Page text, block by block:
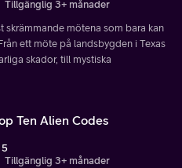
Tillgänglig 3+ månader
skrämmande mötena som bara kan
ett möte på landsbygden i Texas
skador, till mystiska
Ten Alien Codes
5
Tillgänglig 3+ månader